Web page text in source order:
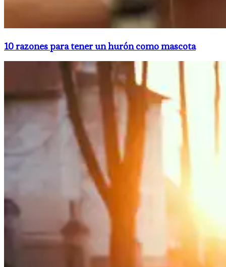
10 razones para tener un hurón como mascota